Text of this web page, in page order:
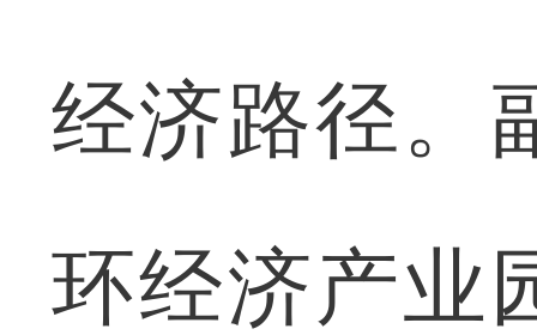
经济路径。
环经济产业